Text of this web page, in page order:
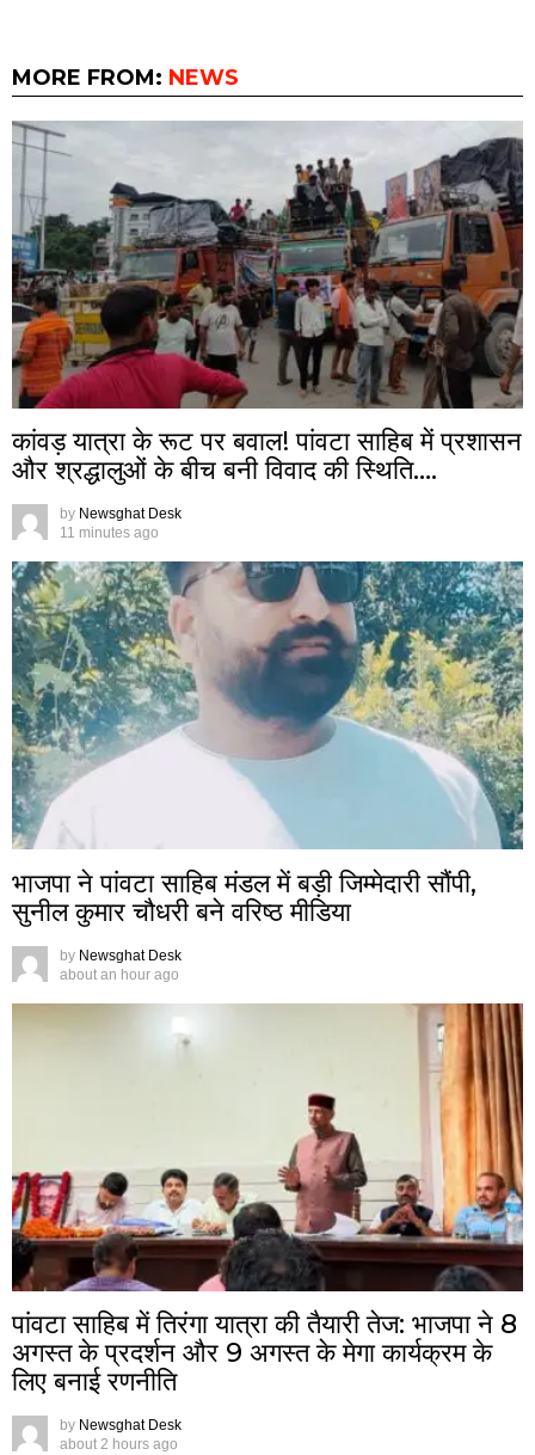
MORE FROM: NEWS
कांवड़ यात्रा के रूट पर बवाल! पांवटा साहिब में प्रशासन
और श्रद्धालुओं के बीच बनी विवाद की स्थिति….
by Newsghat Desk
11 minutes ago
भाजपा ने पांवटा साहिब मंडल में बड़ी जिम्मेदारी सौंपी,
सुनील कुमार चौधरी बने वरिष्ठ मीडिया
by Newsghat Desk
about an hour ago
पांवटा साहिब में तिरंगा यात्रा की तैयारी तेज: भाजपा ने 8
अगस्त के प्रदर्शन और 9 अगस्त के मेगा कार्यक्रम के
लिए बनाई रणनीति
by Newsghat Desk
about 2 hours ago